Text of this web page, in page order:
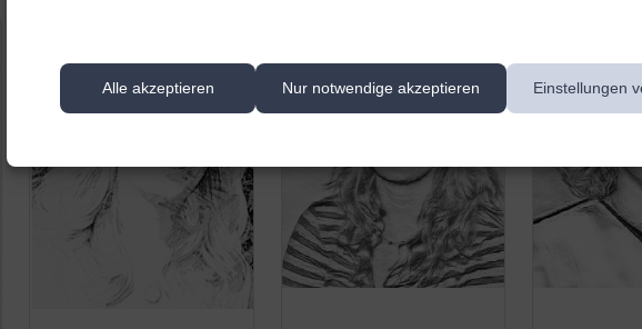
Alle akzeptieren Nur notwendige akzeptieren Einstellungen